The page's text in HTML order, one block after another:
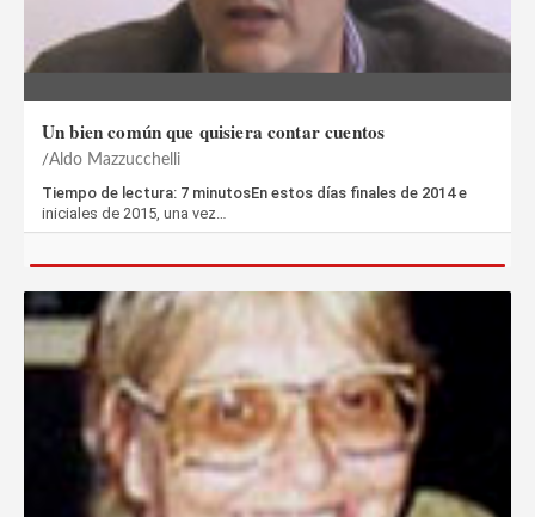
Un bien común que quisiera contar cuentos
Aldo Mazzucchelli
Tiempo de lectura: 7 minutosEn estos días finales de 2014 e
iniciales de 2015, una vez…